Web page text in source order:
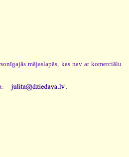
mājaslapās, kas nav ar komerciālu
.